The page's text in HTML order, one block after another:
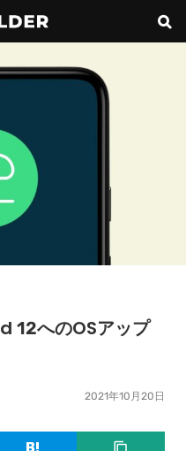
12へのOSアップ
2021年10月20日